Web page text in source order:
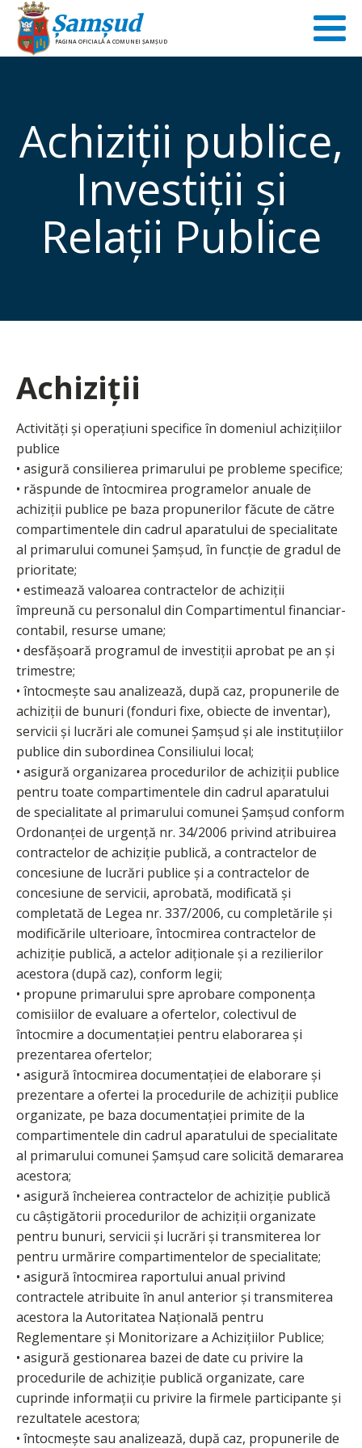
Şamşud
PAGINA OFICIALĂ A COMUNEI ŞAMŞUD
Achiziţii publice,
Investiţii şi
Relaţii Publice
Achiziţii
Activități şi operațiuni specifice în domeniul achiziţiilor
publice
• asigură consilierea primarului pe probleme specifice;
• răspunde de întocmirea programelor anuale de
achiziții publice pe baza propunerilor făcute de către
compartimentele din cadrul aparatului de specialitate
al primarului comunei Şamşud, în funcție de gradul de
prioritate;
• estimează valoarea contractelor de achiziții
împreună cu personalul din Compartimentul financiar-
contabil, resurse umane;
• desfășoară programul de investiții aprobat pe an și
trimestre;
• întocmește sau analizează, după caz, propunerile de
achiziții de bunuri (fonduri fixe, obiecte de inventar),
servicii și lucrări ale comunei Şamşud şi ale instituțiilor
publice din subordinea Consiliului local;
• asigură organizarea procedurilor de achiziții publice
pentru toate compartimentele din cadrul aparatului
de specialitate al primarului comunei Şamşud conform
Ordonanței de urgență nr. 34/2006 privind atribuirea
contractelor de achiziție publică, a contractelor de
concesiune de lucrări publice şi a contractelor de
concesiune de servicii, aprobată, modificată şi
completată de Legea nr. 337/2006, cu completările şi
modificările ulterioare, întocmirea contractelor de
achiziție publică, a actelor adiționale şi a rezilierilor
acestora (după caz), conform legii;
• propune primarului spre aprobare componența
comisiilor de evaluare a ofertelor, colectivul de
întocmire a documentației pentru elaborarea și
prezentarea ofertelor;
• asigură întocmirea documentației de elaborare şi
prezentare a ofertei la procedurile de achiziții publice
organizate, pe baza documentației primite de la
compartimentele din cadrul aparatului de specialitate
al primarului comunei Şamşud care solicită demararea
acestora;
• asigură încheierea contractelor de achiziție publică
cu câștigătorii procedurilor de achiziții organizate
pentru bunuri, servicii şi lucrări şi transmiterea lor
pentru urmărire compartimentelor de specialitate;
• asigură întocmirea raportului anual privind
contractele atribuite în anul anterior şi transmiterea
acestora la Autoritatea Națională pentru
Reglementare şi Monitorizare a Achizițiilor Publice;
• asigură gestionarea bazei de date cu privire la
procedurile de achiziție publică organizate, care
cuprinde informații cu privire la firmele participante şi
rezultatele acestora;
• întocmește sau analizează, după caz, propunerile de